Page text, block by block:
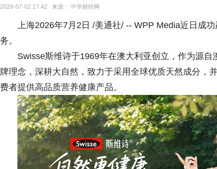
2026-07-02 17:42 来源： 中华财经网
上海2026年7月2日 /美通社/ -- WPP Media近日成
务。
Swisse斯维诗于1969年在澳大利亚创立，作为源
牌理念，深耕大自然，致力于采用全球优质天然成分，
费者提供高品质营养健康产品。